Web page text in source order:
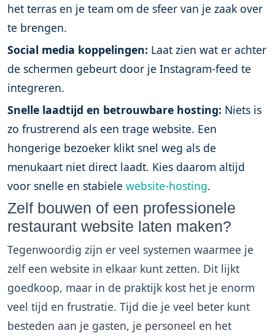
het terras en je team om de sfeer van je zaak over
te brengen.
Social media koppelingen: Laat zien wat er achter
de schermen gebeurt door je Instagram-feed te
integreren.
Snelle laadtijd en betrouwbare hosting: Niets is
zo frustrerend als een trage website. Een
hongerige bezoeker klikt snel weg als de
menukaart niet direct laadt. Kies daarom altijd
voor snelle en stabiele website-hosting.
Zelf bouwen of een professionele
restaurant website laten maken?
Tegenwoordig zijn er veel systemen waarmee je
zelf een website in elkaar kunt zetten. Dit lijkt
goedkoop, maar in de praktijk kost het je enorm
veel tijd en frustratie. Tijd die je veel beter kunt
besteden aan je gasten, je personeel en het